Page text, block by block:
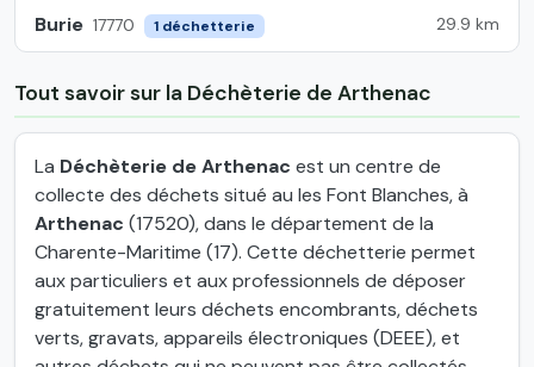
Burie 17770 1 déchetterie 29.9 km
Tout savoir sur la Déchèterie de Arthenac
La Déchèterie de Arthenac est un centre de
collecte des déchets situé au les Font Blanches, à
Arthenac (17520), dans le département de la
Charente-Maritime (17). Cette déchetterie permet
aux particuliers et aux professionnels de déposer
gratuitement leurs déchets encombrants, déchets
verts, gravats, appareils électroniques (DEEE), et